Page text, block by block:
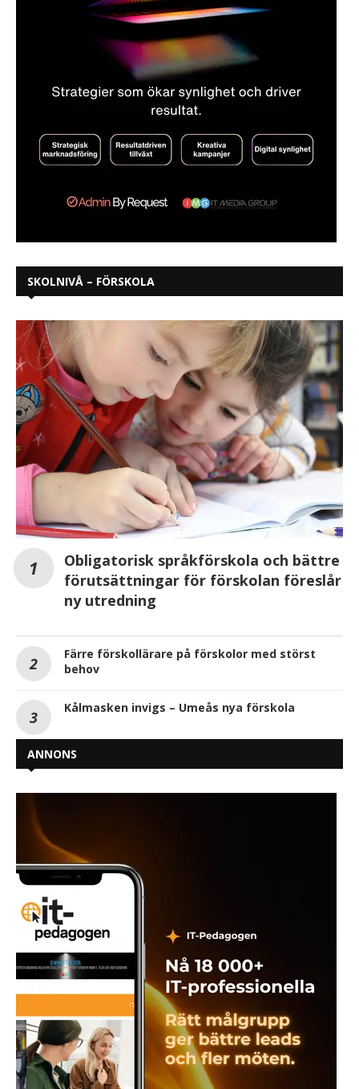
SKOLNIVÅ – FÖRSKOLA
Obligatorisk språkförskola och bättre
förutsättningar för förskolan föreslår
ny utredning
Färre förskollärare på förskolor med störst
behov
Kålmasken invigs – Umeås nya förskola
ANNONS